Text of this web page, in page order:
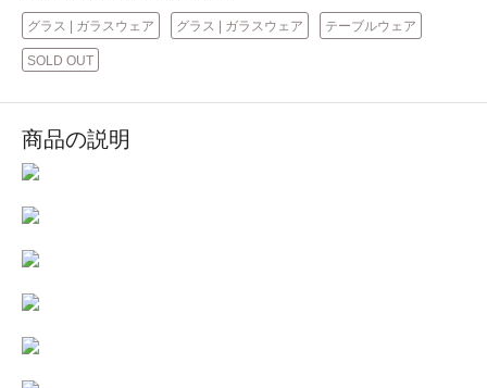
グラス | ガラスウェア グラス | ガラスウェア テーブルウェア
SOLD OUT
商品の説明